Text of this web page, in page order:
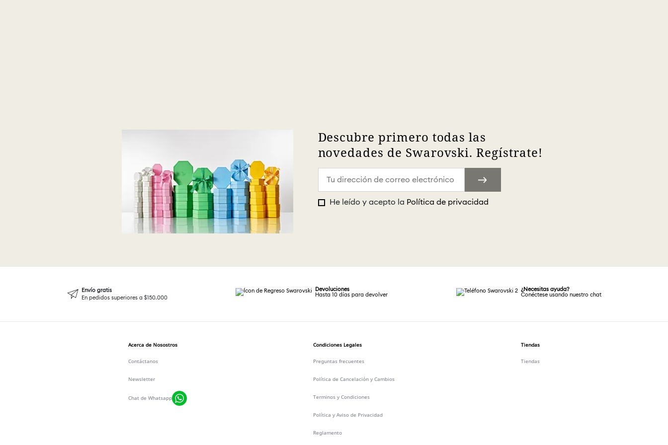
Descubre primero todas las
novedades de Swarovski. Regístrate!
He leído y acepto la Política de privacidad
Envío gratis
En pedidos superiores a $150.000
Devoluciones
Hasta 10 días para devolver
¿Necesitas ayuda?
Conéctese usando nuestro chat
Acerca de Nosostros
Contáctanos
Newsletter
Chat de Whatsapp
Condiciones Legales
Preguntas frecuentes
Política de Cancelación y Cambios
Terminos y Condiciones
Política y Aviso de Privacidad
Reglamento
Tiendas
Tiendas